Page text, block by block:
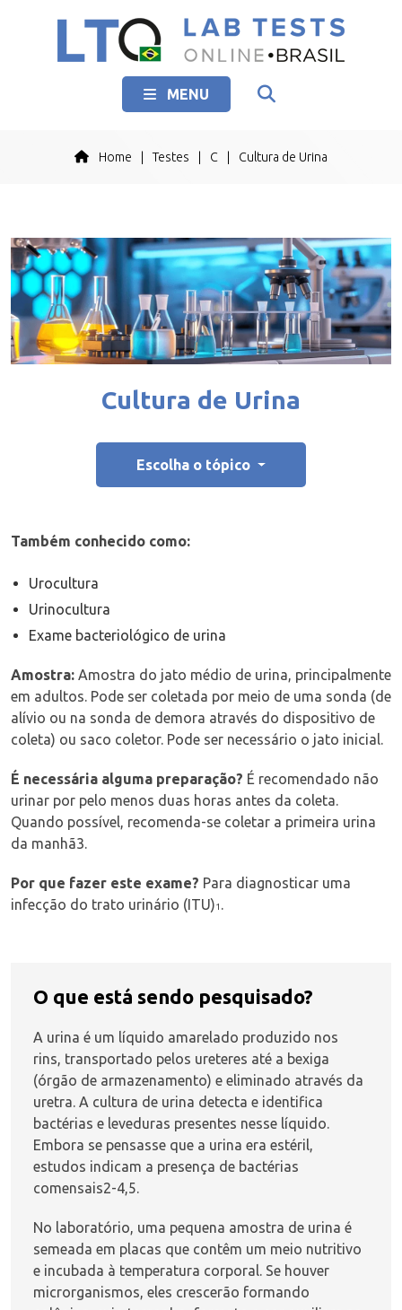
MENU
Home Testes C Cultura de Urina
Cultura de Urina
Escolha o tópico
Também conhecido como:
Urocultura
Urinocultura
Exame bacteriológico de urina
Amostra: Amostra do jato médio de urina, principalmente
em adultos. Pode ser coletada por meio de uma sonda (de
alívio ou na sonda de demora através do dispositivo de
coleta) ou saco coletor. Pode ser necessário o jato inicial.
É necessária alguma preparação? É recomendado não
urinar por pelo menos duas horas antes da coleta.
Quando possível, recomenda-se coletar a primeira urina
da manhã3.
Por que fazer este exame? Para diagnosticar uma
infecção do trato urinário (ITU)1 .
O que está sendo pesquisado?
A urina é um líquido amarelado produzido nos
rins, transportado pelos ureteres até a bexiga
(órgão de armazenamento) e eliminado através da
uretra. A cultura de urina detecta e identifica
bactérias e leveduras presentes nesse líquido.
Embora se pensasse que a urina era estéril,
estudos indicam a presença de bactérias
comensais2-4,5.
No laboratório, uma pequena amostra de urina é
semeada em placas que contêm um meio nutritivo
e incubada à temperatura corporal. Se houver
microrganismos, eles crescerão formando